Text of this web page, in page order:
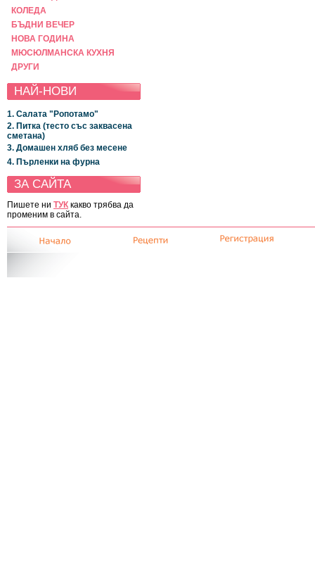
КОЛЕДА
БЪДНИ ВЕЧЕР
НОВА ГОДИНА
МЮСЮЛМАНСКА КУХНЯ
ДРУГИ
НАЙ-НОВИ
1. Салата "Ропотамо"
2. Питка (тесто със заквасена
сметана)
3. Домашен хляб без месене
4. Пърленки на фурна
ЗА САЙТА
Пишете ни ТУК какво трябва да
променим в сайта.